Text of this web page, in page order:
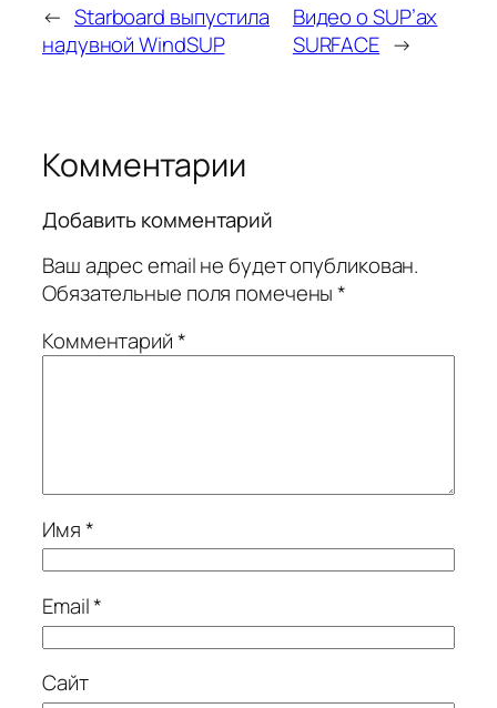
← Starboard выпустила
надувной WindSUP
Видео о SUP’ах
SURFACE →
Комментарии
Добавить комментарий
Ваш адрес email не будет опубликован.
Обязательные поля помечены*
Комментарий*
Имя*
Email*
Сайт